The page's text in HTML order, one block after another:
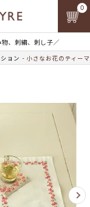
、刺繍、刺し子／
0
ョン 小さなお花のティー